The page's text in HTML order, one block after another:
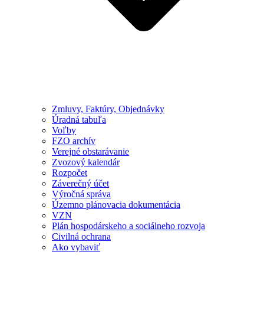
Zmluvy, Faktúry, Objednávky
Úradná tabuľa
Voľby
FZO archív
Verejné obstarávanie
Zvozový kalendár
Rozpočet
Záverečný účet
Výročná správa
Územno plánovacia dokumentácia
VZN
Plán hospodárskeho a sociálneho rozvoja
Civilná ochrana
Ako vybaviť